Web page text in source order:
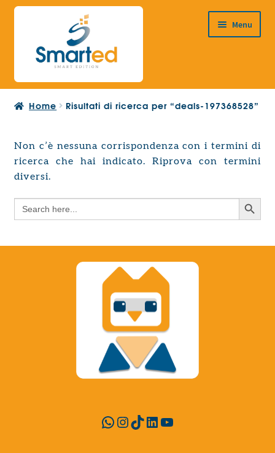
Vai
navigazione
Vai
contenuto
Menu
HOME
PRODOTTI
Espandi
il
child
PROGETTAZIONE EUROPEA
menu
child
Search
Home Risultati di ricerca per “deals-197368528”
Non c’è nessuna corrispondenza con i termini di
ricerca che hai indicato. Riprova con termini
diversi.
Search
for:
Search Button
WhatsApp
Instagram
TikTok
LinkedIn
YouTube